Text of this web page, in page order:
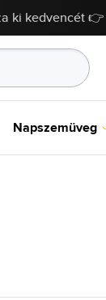
ki kedvencét 👉
Napszemüveg